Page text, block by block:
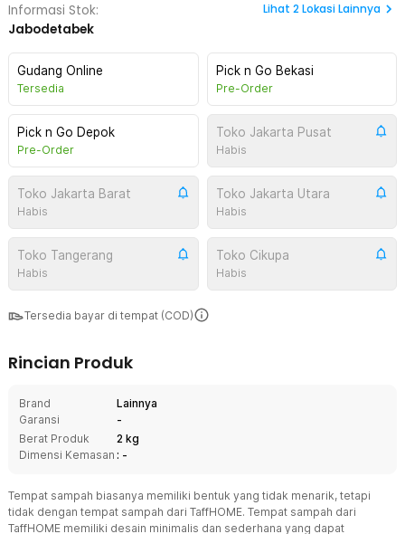
Informasi Stok:
Jabodetabek
Lihat 2Lokasi Lainnya
Gudang Online
Tersedia
Pick n Go Bekasi
Pre-Order
Pick n Go Depok
Pre-Order
Toko Jakarta Pusat
Habis
Toko Jakarta Barat
Habis
Toko Jakarta Utara
Habis
Toko Tangerang
Habis
Toko Cikupa
Habis
Tersedia bayar di tempat (COD)
Rincian Produk
Brand
Lainnya
Garansi
-
Berat Produk
2 kg
Dimensi Kemasan : -
Tempat sampah biasanya memiliki bentuk yang tidak menarik, tetapi
tidak dengan tempat sampah dari TaffHOME. Tempat sampah dari
TaffHOME memiliki desain minimalis dan sederhana yang dapat